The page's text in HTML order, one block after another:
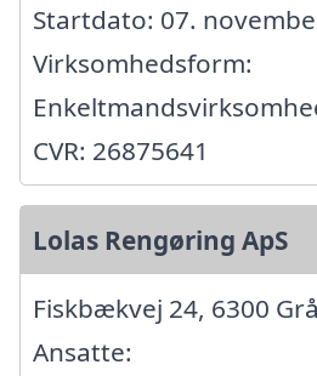
Startdato: 07.
Virksomhedsform:
CVR: 26875641
Lolas Rengøring ApS
Fiskbækvej 24, 6300
Ansatte: